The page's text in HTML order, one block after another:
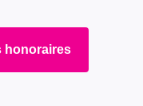
honoraires